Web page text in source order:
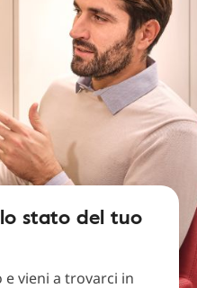
stato del tuo
vieni a trovarci in